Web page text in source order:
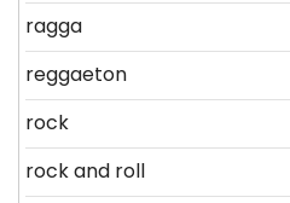
ragga
reggaeton
rock
rock and roll